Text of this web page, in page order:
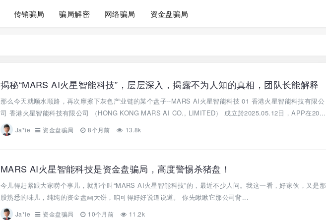
传销骗局 骗局解密 网络骗局 资金盘骗局
揭秘“MARS AI火星智能科技”，层层深入，揭露不为人知的真相，团队长能解释
那么今天就顺水顺路，再次摩擦下灰色产业链的某个盘子--MARS AI火星智能科技 01 香港火星智能科技有限公
司 香港火星智能科技有限公司 （HONG KONG MARS AI CO., LIMITED） 成立於2025.05.12日，APP在20...
Ja*ie 资金盘骗局 8个月前 13.8k
MARS AI火星智能科技是资金盘骗局，高度警惕杀猪盘！
今儿得赶紧跟大家唠个事儿，就那个叫“MARS AI火星智能科技”的，最近不少人问。我这一看，好家伙，又是那
股熟悉的味儿，纯纯的资金盘画大饼，咱可得好好说道说道。 你先瞅瞅它那公司背...
Ja*ie 资金盘骗局 10个月前 11.2k